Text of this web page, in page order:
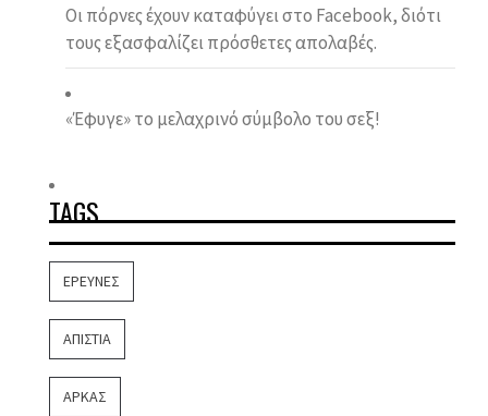
Οι πόρνες έχουν καταφύγει στο Facebook, διότι
τους εξασφαλίζει πρόσθετες απολαβές.
«Έφυγε» το μελαχρινό σύμβολο του σεξ!
TAGS
ΈΡΕΥΝΕΣ
ΑΠΙΣΤΊΑ
ΑΡΚΆΣ